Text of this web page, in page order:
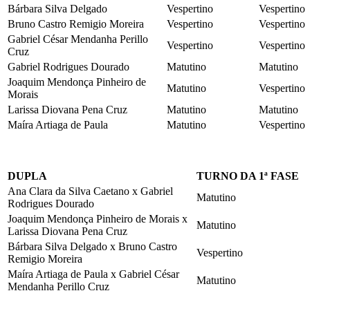
Bárbara Silva Delgado
Vespertino
Vespertino
Bruno Castro Remigio Moreira
Vespertino
Vespertino
Gabriel César Mendanha Perillo
Cruz
Vespertino
Vespertino
Gabriel Rodrigues Dourado
Matutino
Matutino
Joaquim Mendonça Pinheiro de
Morais
Matutino
Vespertino
Larissa Diovana Pena Cruz
Matutino
Matutino
Maíra Artiaga de Paula
Matutino Vespertino
DUPLA TURNO DA 1ª FASE
Ana Clara da Silva Caetano x Gabriel
Rodrigues Dourado
Matutino
Joaquim Mendonça Pinheiro de Morais x
Larissa Diovana Pena Cruz
Matutino
Bárbara Silva Delgado x Bruno Castro
Remigio Moreira
Vespertino
Maíra Artiaga de Paula x Gabriel César
Mendanha Perillo Cruz
Matutino